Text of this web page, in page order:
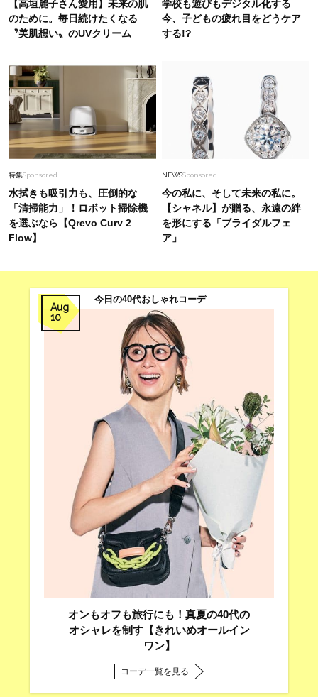
選！〈毛穴特化、1台15役etc.〉
圧倒的な存在感。40代が投資すべきは、やっぱ
り【カルティエ】地金ジュエリー！〈6選〉
Lifestyle 2025.11.5
【発達障害と向き合う①】栗原 類さん、診断さ
れたのは８歳…母と歩んだ軌跡
【高垣麗子さん愛用】未来の肌
のために。毎日続けたくなる
〝美肌想い〟のUVクリーム
学校も遊びもデジタル化する
今、子どもの疲れ目をどうケア
する!?
特集Sponsored
水拭きも吸引力も、圧倒的な
「清掃能力」！ロボット掃除機
を選ぶなら【Qrevo Curv 2
Flow】
NEWSSponsored
今の私に、そして未来の私に。
【シャネル】が贈る、永遠の絆
を形にする「ブライダルフェ
ア」
Aug
10
今日の40代おしゃれコーデ
オンもオフも旅行にも！真夏の40代の
オシャレを制す【きれいめオールイン
ワン】
コーデ一覧を見る